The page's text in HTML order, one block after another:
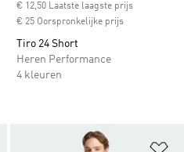
€ 12,50 Laatste laagste prijs
€ 25 Oorspronkelijke prijs
Tiro 24 Short
Heren Performance
4 kleuren
Op verlanglijst zetten